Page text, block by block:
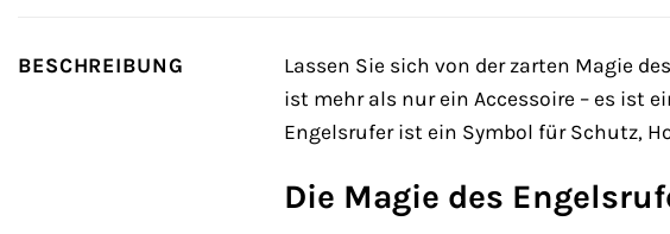
BESCHREIBUNG Lassen Sie sich von der zarten Magie des
ist mehr als nur ein Accessoire – es ist
Engelsrufer ist ein Symbol für Schutz,
Die Magie des